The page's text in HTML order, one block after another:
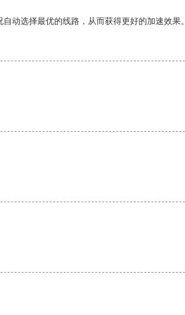
动选择最优的线路，从而获得更好的加速效果。